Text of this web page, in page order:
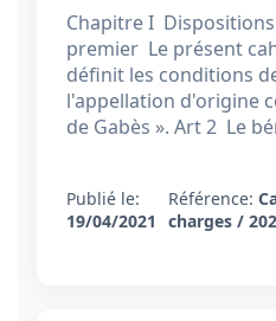
Chapitre I
premier Le présent
définit les conditions
l'appellation d'origine
de Gabès ». Art 2 Le
Publié le:
19/04/2021
Référence:
charges /